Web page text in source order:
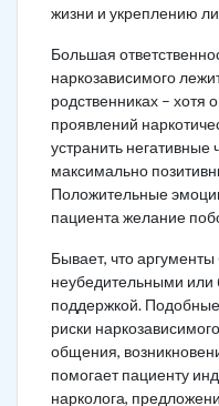
жизни и укреплению
Большая
наркозависимого
родственниках – хотя
проявлений
устранить негативные
максимально
Положительные
пациента желание
Бывает, что аргументы
неубедительными или
поддержкой.
риски
общения,
помогает пациенту
нарколога,